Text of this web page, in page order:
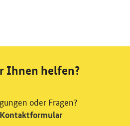
Ihnen helfen?
oder Fragen?
Kontaktformular